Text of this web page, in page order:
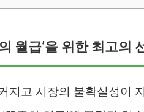
월급’을 위한 최고의
지고 시장의 불확실성이